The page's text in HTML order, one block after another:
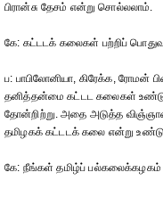
பிரான்சு தேசம் என்று சொல்லலாம்.
கே: கட்டடக் கலைகள் பற்றிப்
ப: பாபிலோனியா, கிரேக்க, ரோமன்
தனித்தன்மை கட்டட கலைகள் உண்டு.
தோன்றிற்று. அதை அடுத்த
தமிழகக் கட்டடக் கலை என்று
கே: நீங்கள் தமிழ்ப் பல்கலைக்கழகம்